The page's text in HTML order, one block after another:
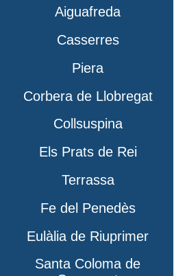
Aiguafreda
Casserres
Piera
Corbera de Llobregat
Collsuspina
Els Prats de Rei
Terrassa
Fe del Penedès
Eulàlia de Riuprimer
Santa Coloma de